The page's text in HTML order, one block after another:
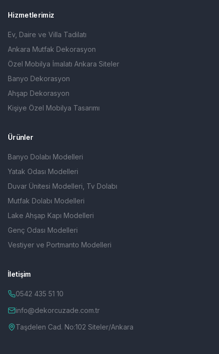
Hizmetlerimiz
Ev, Daire ve Villa Tadilatı
Ankara Mutfak Dekorasyon
Özel Mobilya İmalatı Ankara Siteler
Banyo Dekorasyon
Ahşap Dekorasyon
Kişiye Özel Mobilya Tasarımı
Ürünler
Banyo Dolabı Modelleri
Yatak Odası Modelleri
Duvar Ünitesi Modelleri, Tv Dolabı
Mutfak Dolabı Modelleri
Lake Ahşap Kapı Modelleri
Genç Odası Modelleri
Vestiyer ve Portmanto Modelleri
İletişim
0542 435 51 10
info@dekorcuzade.com.tr
Taşdelen Cad. No:102 Siteler/Ankara